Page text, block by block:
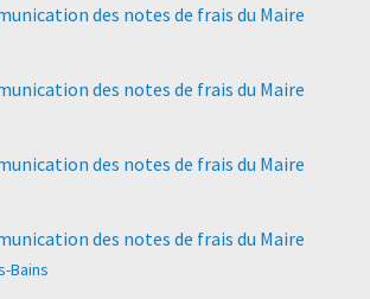
des notes de frais du Maire
des notes de frais du Maire
des notes de frais du Maire
des notes de frais du Maire
Bains